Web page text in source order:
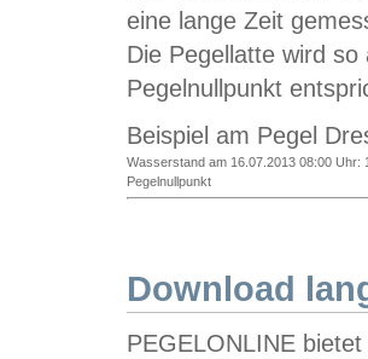
eine lange Zeit
Die Pegellatte wird
Pegelnullpunkt
Beispiel am Pegel
Wasserstand am 16.07.2013 08:00 Uhr:
Pegelnullpunkt
Download
PEGELONLINE